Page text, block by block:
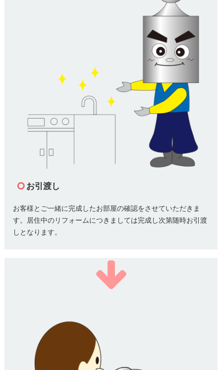
お引渡し
お客様とご一緒に完成したお部屋の確認をさせていただきま
す。居住中のリフォームにつきましては完成し次第随時お引渡
しとなります。